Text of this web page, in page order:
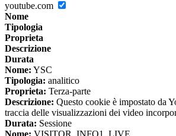
youtube.com
Nome
Tipologia
Proprieta
Descrizione
Durata
Nome: YSC
Tipologia: analitico
Proprieta: Terza-parte
Descrizione: Questo cookie è impostato da
traccia delle visualizzazioni dei video
Durata: Sessione
Nome: VISITOR_INFO1_LIVE